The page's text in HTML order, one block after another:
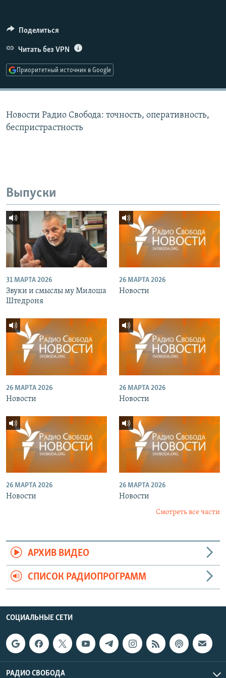
ПОДПИШИТЕСЬ НА РАССЫЛКУ
СОЦИАЛЬНЫЕ СЕТИ
Поделиться
Читать без VPN
Приоритетный источник в Google
Новости Радио Свобода: точность, оперативность,
беспристрастность
Выпуски
31 МАРТА 2026
Звуки и смыслы му Милоша
Штедроня
26 МАРТА 2026
Новости
26 МАРТА 2026
Новости
26 МАРТА 2026
Новости
26 МАРТА 2026
Новости
26 МАРТА 2026
Новости
Смотреть все части
АРХИВ ВИДЕО
СПИСОК РАДИОПРОГРАММ
СОЦИАЛЬНЫЕ СЕТИ
РАДИО СВОБОДА